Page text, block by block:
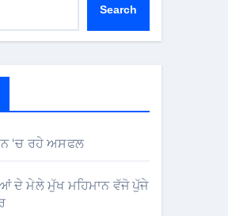
Search
‘ਚ ਰਹੇ ਅਸਫਲ
ਦੇ ਮੇਲੇ ਮੁੱਖ ਮਹਿਮਾਨ ਵੱਜੋ ਪੁੱਜੇ